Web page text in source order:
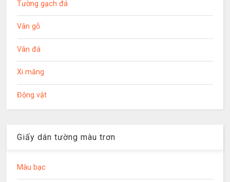
Tường gạch đá
Vân gỗ
Vân đá
Xi măng
Động vật
Giấy dán tường màu trơn
Màu bạc